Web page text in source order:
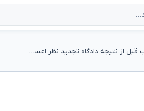
حکم جلب قبل از نتیجه دادگاه تجدید نظر اعسار میتوان گرفت؟